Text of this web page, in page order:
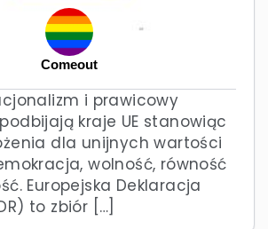
Comeout
i prawicowy
kraje UE stanowiąc
dla unijnych wartości
wolność, równość
Europejska Deklaracja
to zbiór […]